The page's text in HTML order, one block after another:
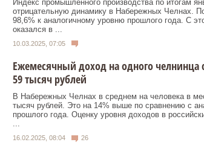
Индекс промышленного производства по итогам
отрицательную динамику в Набережных Челнах.
98,6% к аналогичному уровню прошлого года. С
оказался в ...
10.03.2025, 07:05
Ежемесячный доход на одного челнинца
59 тысяч рублей
В Набережных Челнах в среднем на человека в
тысяч рублей. Это на 14% выше по сравнению с
прошлого года. Оценку уровня доходов в
...
16.02.2025, 08:04 26